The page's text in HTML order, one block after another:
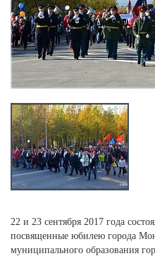
22 и 23 сентября 2017 года
посвященные юбилею города
муниципального образования